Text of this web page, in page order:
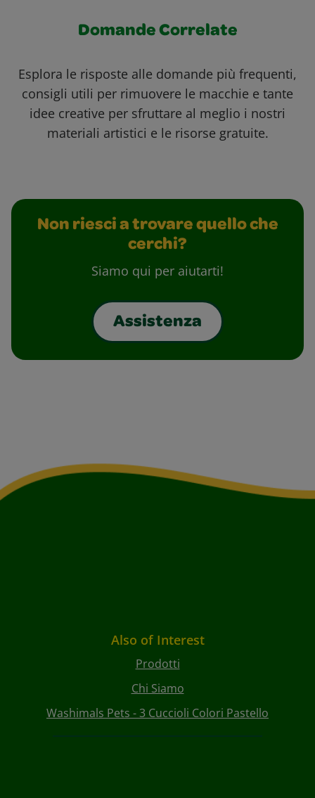
Domande Correlate
Esplora le risposte alle domande più frequenti,
consigli utili per rimuovere le macchie e tante
idee creative per sfruttare al meglio i nostri
materiali artistici e le risorse gratuite.
Non riesci a trovare quello che
cerchi?
Siamo qui per aiutarti!
Assistenza
Also of Interest
Prodotti
Chi Siamo
Washimals Pets - 3 Cuccioli Colori Pastello